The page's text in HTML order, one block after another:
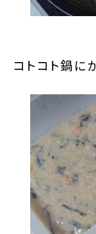
コトコト鍋に